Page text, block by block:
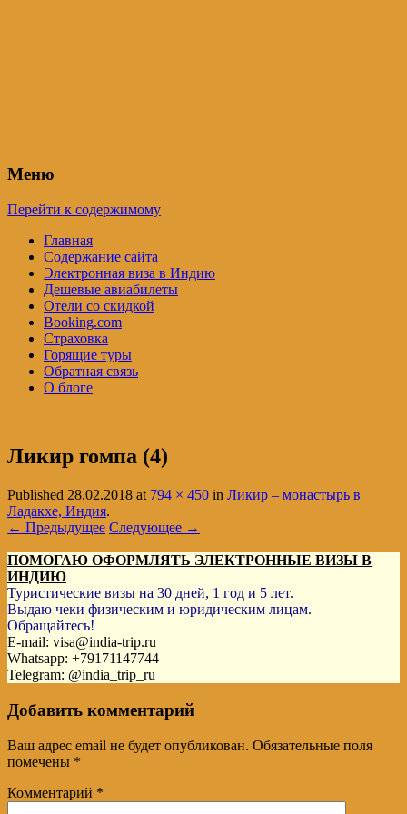
Меню
Перейти к содержимому
Главная
Содержание сайта
Электронная виза в Индию
Дешевые авиабилеты
Отели со скидкой
Booking.com
Страховка
Горящие туры
Обратная связь
О блоге
Ликир гомпа (4)
Published 28.02.2018 at 794 × 450 in Ликир – монастырь в
Ладакхе, Индия.
← Предыдущее Следующее →
ПОМОГАЮ ОФОРМЛЯТЬ ЭЛЕКТРОННЫЕ ВИЗЫ В
ИНДИЮ
Туристические визы на 30 дней, 1 год и 5 лет.
Выдаю чеки физическим и юридическим лицам.
Обращайтесь!
E-mail: visa@india-trip.ru
Whatsapp: +79171147744
Telegram: @india_trip_ru
Добавить комментарий
Ваш адрес email не будет опубликован. Обязательные поля
помечены *
Комментарий *